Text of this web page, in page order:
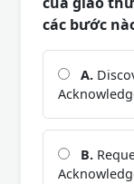
các bước
A.
B.